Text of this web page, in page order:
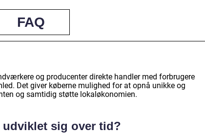
FAQ
og producenter direkte handler med forbrugere
Det giver køberne mulighed for at opnå unikke og
og samtidig støtte lokaløkonomien.
udviklet sig over tid?